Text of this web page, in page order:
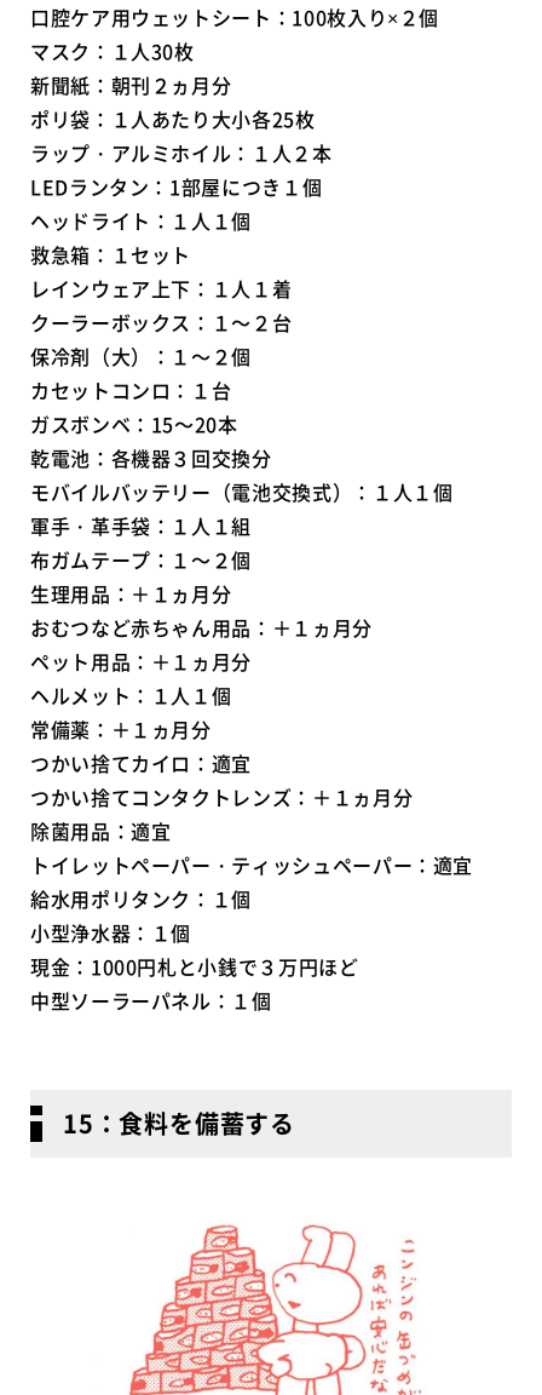
口腔ケア用ウェットシート：100枚入り×２個
マスク：１人30枚
新聞紙：朝刊２ヵ月分
ポリ袋：１人あたり大小各25枚
ラップ・アルミホイル：１人２本
LEDランタン：1部屋につき１個
ヘッドライト：１人１個
救急箱：１セット
レインウェア上下：１人１着
クーラーボックス：１～２台
保冷剤（大）：１～２個
カセットコンロ：１台
ガスボンベ：15～20本
乾電池：各機器３回交換分
モバイルバッテリー（電池交換式）：１人１個
軍手・革手袋：１人１組
布ガムテープ：１～２個
生理用品：＋１ヵ月分
おむつなど赤ちゃん用品：＋１ヵ月分
ペット用品：＋１ヵ月分
ヘルメット：１人１個
常備薬：＋１ヵ月分
つかい捨てカイロ：適宜
つかい捨てコンタクトレンズ：＋１ヵ月分
除菌用品：適宜
トイレットペーパー・ティッシュペーパー：適宜
給水用ポリタンク：１個
小型浄水器：１個
現金：1000円札と小銭で３万円ほど
中型ソーラーパネル：１個
15：食料を備蓄する